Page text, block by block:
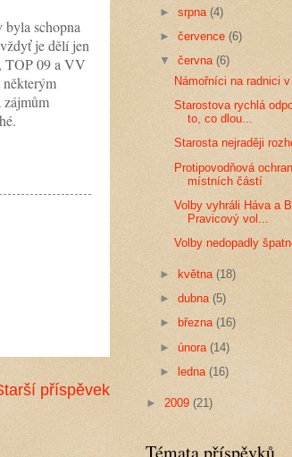
schopna
je dělí jen
TOP 09 a VV
zájmům
příspěvek
►srpna (4)
►července(6)
▼června (6)
Námořníci na radnici
Starostova rychlá
to, co dlou...
Starosta nejraději
Protipovodňová
místních částí
Volby vyhráli Háva a
Pravicový vol...
Volby nedopadly
► května(18)
►dubna (5)
►
března(16)
►února(14)
►
ledna(16)
► 2009 (21)